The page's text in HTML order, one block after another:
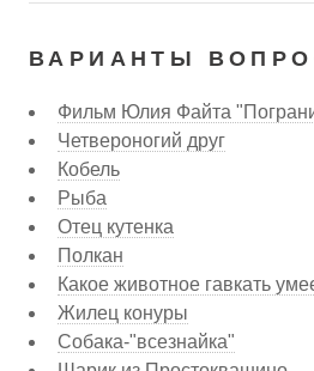
ВАРИАНТЫ
Фильм Юлия Файта
Четвероногий друг
Кобель
Рыба
Отец кутенка
Полкан
Какое животное гавкать
Жилец конуры
Собака-"всезнайка"